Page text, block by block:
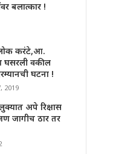
बलात्कार !
करंटे,आ.
घसरली वकील
घटना !
2019
अपे रिक्षास
जागीच ठार तर